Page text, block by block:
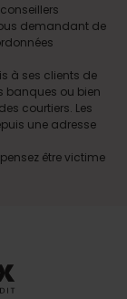
demandant de
à ses clients de
banques ou bien
courtiers. Les
une adresse
être victime